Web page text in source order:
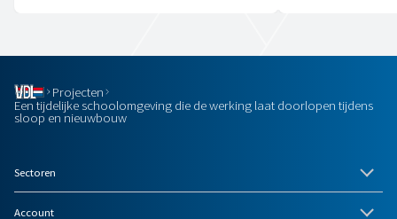
Projecten
Een tijdelijke schoolomgeving die de werking laat doorlopen tijdens
sloop en nieuwbouw
Sectoren
Account